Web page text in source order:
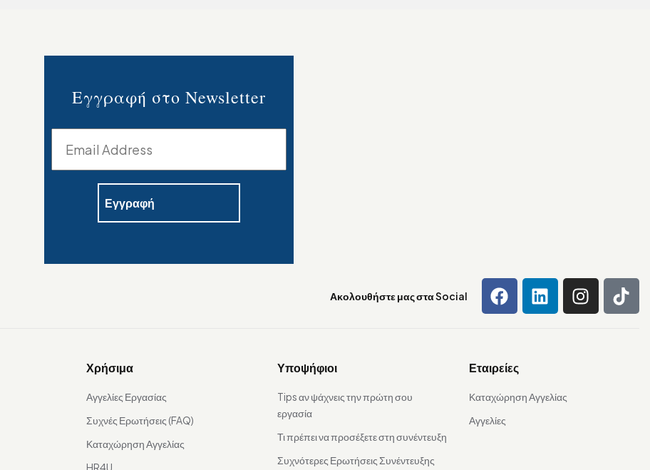
Εγγραφή στο Newsletter
Ακολουθήστε μας στα Social
Χρήσιμα
Αγγελίες Εργασίας
Συχνές Ερωτήσεις (FAQ)
Καταχώρηση Αγγελίας
Υποψήφιοι
Tips αν ψάχνεις την πρώτη σου
εργασία
Τι πρέπει να προσέξετε στη συνέντευξη
Συχνότερες Ερωτήσεις Συνέντευξης
Εταιρείες
Καταχώρηση Αγγελίας
Αγγελίες